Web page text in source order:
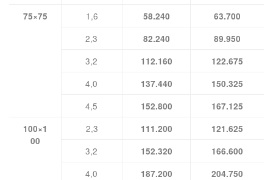
75×75
1,6 58.240 63.700
2,3 82.240 89.950
3,2 112.160 122.675
4,0 137.440 150.325
4,5 152.800
167.125
100×1
00
2,3 111.200 121.625
3,2 152.320 166.600
4,0 187.200 204.750